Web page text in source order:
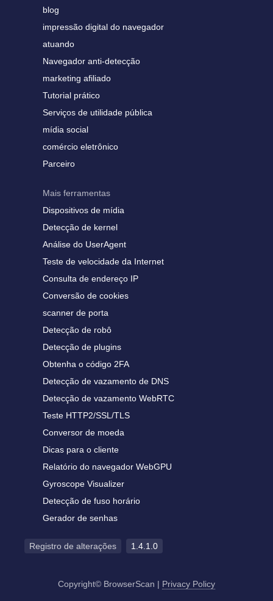
blog
impressão digital do navegador
atuando
Navegador anti-detecção
marketing afiliado
Tutorial prático
Serviços de utilidade pública
mídia social
comércio eletrônico
Parceiro
Mais ferramentas
Dispositivos de mídia
Detecção de kernel
Análise do UserAgent
Teste de velocidade da Internet
Consulta de endereço IP
Conversão de cookies
scanner de porta
Detecção de robô
Detecção de plugins
Obtenha o código 2FA
Detecção de vazamento de DNS
Detecção de vazamento WebRTC
Teste HTTP2/SSL/TLS
Conversor de moeda
Dicas para o cliente
Relatório do navegador WebGPU
Gyroscope Visualizer
Detecção de fuso horário
Gerador de senhas
Registro de alterações 1.4.1.0
Copyright© BrowserScan | Privacy Policy